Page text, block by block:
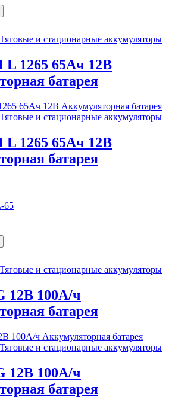
Тяговые и стационарные аккумуляторы
L 1265 65Ач 12В
батарея
Тяговые и стационарные аккумуляторы
L 1265 65Ач 12В
батарея
65
Тяговые и стационарные аккумуляторы
12В 100А/ч
батарея
Тяговые и стационарные аккумуляторы
12В 100А/ч
батарея